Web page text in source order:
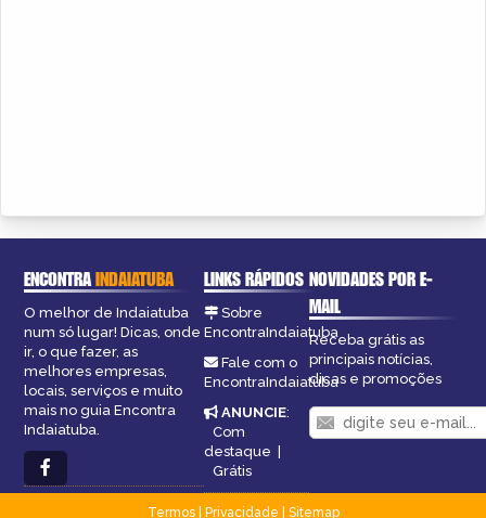
ENCONTRAINDAIATUBA
O melhor de Indaiatuba
num só lugar! Dicas, onde
ir, o que fazer, as
melhores empresas,
locais, serviços e muito
mais no guia Encontra
Indaiatuba.
LINKS RÁPIDOS
Sobre
EncontraIndaiatuba
Fale com o
EncontraIndaiatuba
ANUNCIE:
Com
destaque |
Grátis
NOVIDADES POR E-
MAIL
Receba grátis as
principais notícias,
dicas e promoções
Termos| Privacidade
Sitemap